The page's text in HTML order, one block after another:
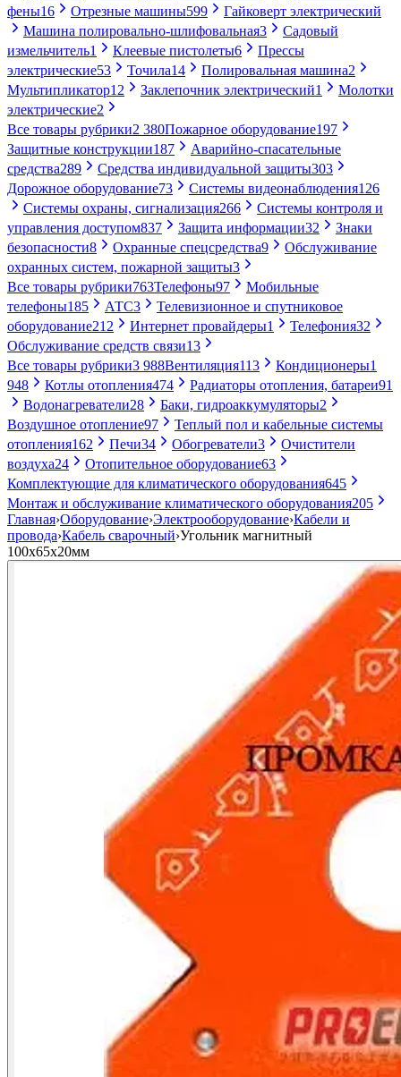
фены16 Отрезные машины599
Гайковерт электрический
Машина полировально-шлифовальная3
Садовый
измельчитель1 Клеевые пистолеты6
Прессы
электрические53 Точила14 Полировальная машина2
Мультипликатор12 Заклепочник электрический1
Молотки
электрические2
Все товары рубрики2 380Пожарное оборудование197
Защитные конструкции187
Аварийно-спасательные
средства289 Средства индивидуальной защиты303
Дорожное оборудование73 Системы видеонаблюдения126
Системы охраны, сигнализация266
Системы контроля и
управления доступом837 Защита информации32
Знаки
безопасности8 Охранные спецсредства9
Обслуживание
охранных систем, пожарной защиты3
Все товары рубрики763Телефоны97
Мобильные
телефоны185 АТС3
Телевизионное и спутниковое
оборудование212 Интернет провайдеры1 Телефония32
Обслуживание средств связи13
Все товары рубрики3 988Вентиляция113 Кондиционеры1
948
Котлы отопления474 Радиаторы отопления, батареи91
Водонагреватели28 Баки, гидроаккумуляторы2
Воздушное отопление97
Теплый пол и кабельные системы
отопления162 Печи34 Обогреватели3
Очистители
воздуха24 Отопительное оборудование63
Комплектующие для климатического оборудования645
Монтаж и обслуживание климатического оборудования205
Главная›Оборудование›Электрооборудование›Кабели и
провода›Кабель сварочный›Угольник магнитный
100х65х20мм